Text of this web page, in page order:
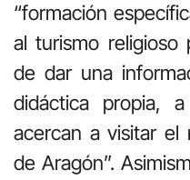
“formación
al turismo religioso
de dar una
didáctica propia,
acercan a visitar el
de Aragón”.